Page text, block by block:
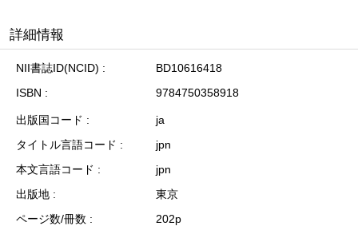
詳細情報
NII書誌ID(NCID)
BD10616418
ISBN
9784750358918
出版国コード
ja
タイトル言語コード
jpn
本文言語コード
jpn
出版地
東京
ページ数/冊数
202p